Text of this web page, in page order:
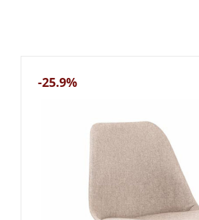
-25.9%